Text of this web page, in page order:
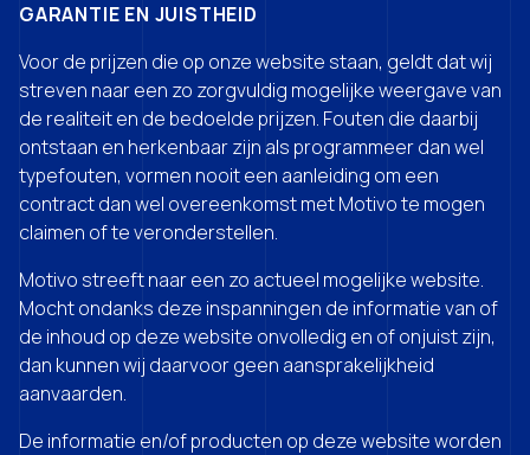
GARANTIE EN JUISTHEID
Voor de prijzen die op onze website staan, geldt dat wij
streven naar een zo zorgvuldig mogelijke weergave van
de realiteit en de bedoelde prijzen. Fouten die daarbij
ontstaan en herkenbaar zijn als programmeer dan wel
typefouten, vormen nooit een aanleiding om een
contract dan wel overeenkomst met Motivo te mogen
claimen of te veronderstellen.
Motivo streeft naar een zo actueel mogelijke website.
Mocht ondanks deze inspanningen de informatie van of
de inhoud op deze website onvolledig en of onjuist zijn,
dan kunnen wij daarvoor geen aansprakelijkheid
aanvaarden.
De informatie en/of producten op deze website worden